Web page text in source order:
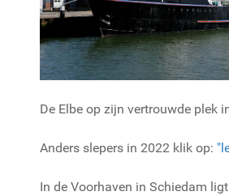
De Elbe op zijn vertrouwde plek
Anders slepers in 2022 klik op:
In de Voorhaven in Schiedam